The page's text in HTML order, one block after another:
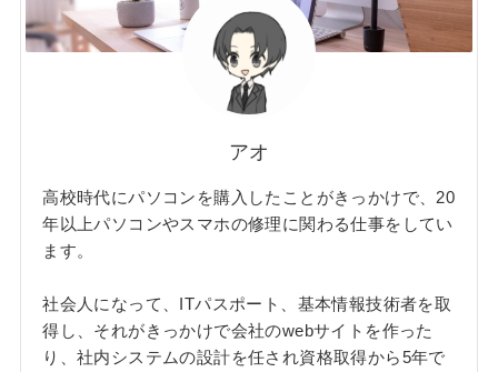
アオ
高校時代にパソコンを購入したことがきっかけで、20
年以上パソコンやスマホの修理に関わる仕事をしてい
ます。
社会人になって、ITパスポート、基本情報技術者を取
得し、それがきっかけで会社のwebサイトを作った
り、社内システムの設計を任され資格取得から5年で